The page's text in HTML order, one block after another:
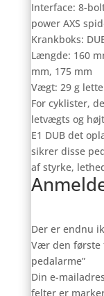
Interface: 8-
power AXS
Krankboks:
Længde: 160
mm, 175 mm
Vægt: 29 g
For cyklister,
letvægts og
E1 DUB det
sikrer disse
af styrke,
Der er endnu
Vær den første
pedalarme”
Din e-
felter er